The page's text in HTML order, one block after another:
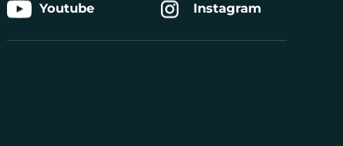
Youtube Instagram